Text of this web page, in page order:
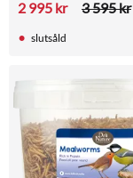
parakiter och mindre
2 995 kr 3 595kr
slutsåld